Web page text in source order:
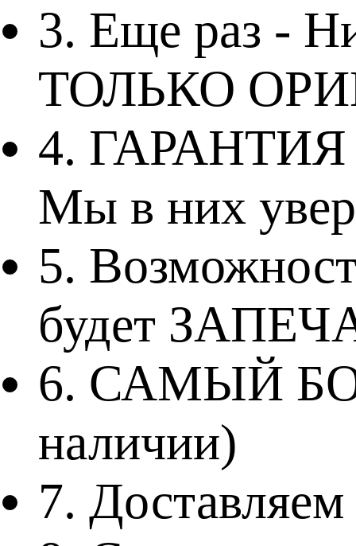
3. Еще раз -
ТОЛЬКО
4. ГАРАНТИЯ
Мы в них
5.
будет
6. САМЫЙ
наличии)
7.